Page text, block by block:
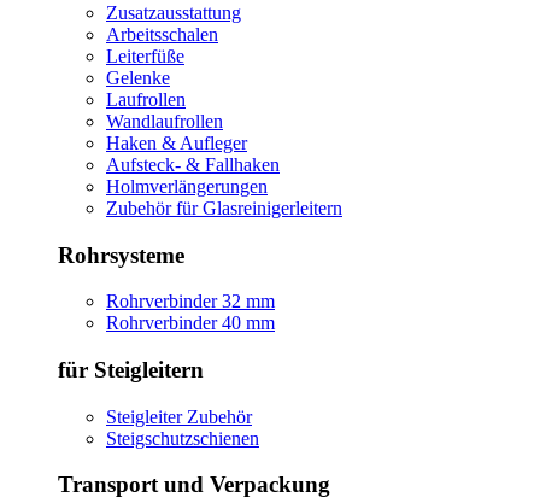
Zusatzausstattung
Arbeitsschalen
Leiterfüße
Gelenke
Laufrollen
Wandlaufrollen
Haken & Aufleger
Aufsteck- & Fallhaken
Holmverlängerungen
Zubehör für Glasreinigerleitern
Rohrsysteme
Rohrverbinder 32 mm
Rohrverbinder 40 mm
für Steigleitern
Steigleiter Zubehör
Steigschutzschienen
Transport und Verpackung